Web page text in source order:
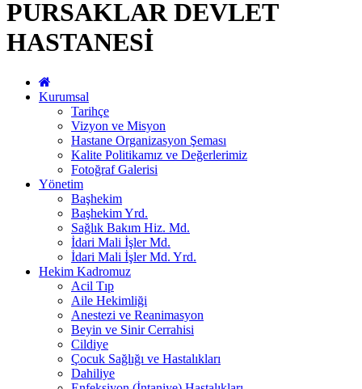
PURSAKLAR DEVLET
HASTANESİ
Kurumsal
Tarihçe
Vizyon ve Misyon
Hastane Organizasyon Şeması
Kalite Politikamız ve Değerlerimiz
Fotoğraf Galerisi
Yönetim
Başhekim
Başhekim Yrd.
Sağlık Bakım Hiz. Md.
İdari Mali İşler Md.
İdari Mali İşler Md. Yrd.
Hekim Kadromuz
Acil Tıp
Aile Hekimliği
Anestezi ve Reanimasyon
Beyin ve Sinir Cerrahisi
Cildiye
Çocuk Sağlığı ve Hastalıkları
Dahiliye